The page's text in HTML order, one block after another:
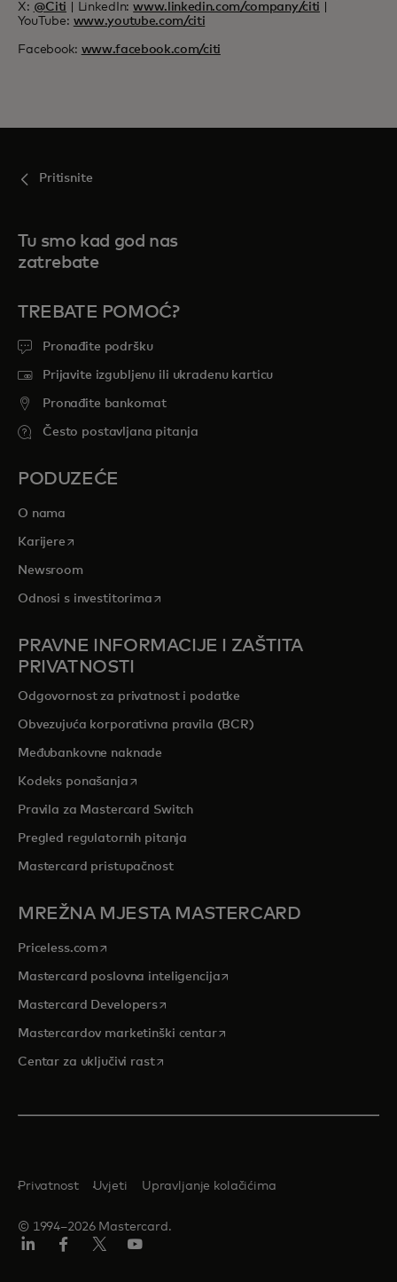
X: @Citi | LinkedIn:www.linkedin.com/company/citi
YouTube: www.youtube.com/citi
Facebook: www.facebook.com/citi
Pritisnite
Tu smo kad god nas
zatrebate
TREBATE POMOĆ?
Pronađite podršku
Prijavite izgubljenu ili ukradenu karticu
Pronađite bankomat
Često postavljana pitanja
PODUZEĆE
O nama
Karijereopens in a new tab
Newsroom
Odnosi s investitorimaopens in a new tab
PRAVNE INFORMACIJE I ZAŠTITA
PRIVATNOSTI
Odgovornost za privatnost i podatke
Obvezujuća korporativna pravila (BCR)
Međubankovne naknade
Kodeks ponašanjaopens in a new tab
Pravila za Mastercard Switch
Pregled regulatornih pitanja
Mastercard pristupačnost
MREŽNA MJESTA MASTERCARD
Priceless.com opens in a new tab
Mastercard poslovna inteligencijaopens in a new tab
Mastercard Developersopens in a new tab
Mastercardov marketinški centaropens in a new tab
Centar za uključivi rastopens in a new tab
© 1994–2026 Mastercard.
Privatnost Uvjeti Upravljanje kolačićima